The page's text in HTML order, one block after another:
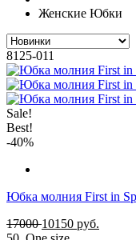
Женские Юбки
8125-011
Sale!
Best!
-40%
Юбка молния First in
17000 10150 руб.